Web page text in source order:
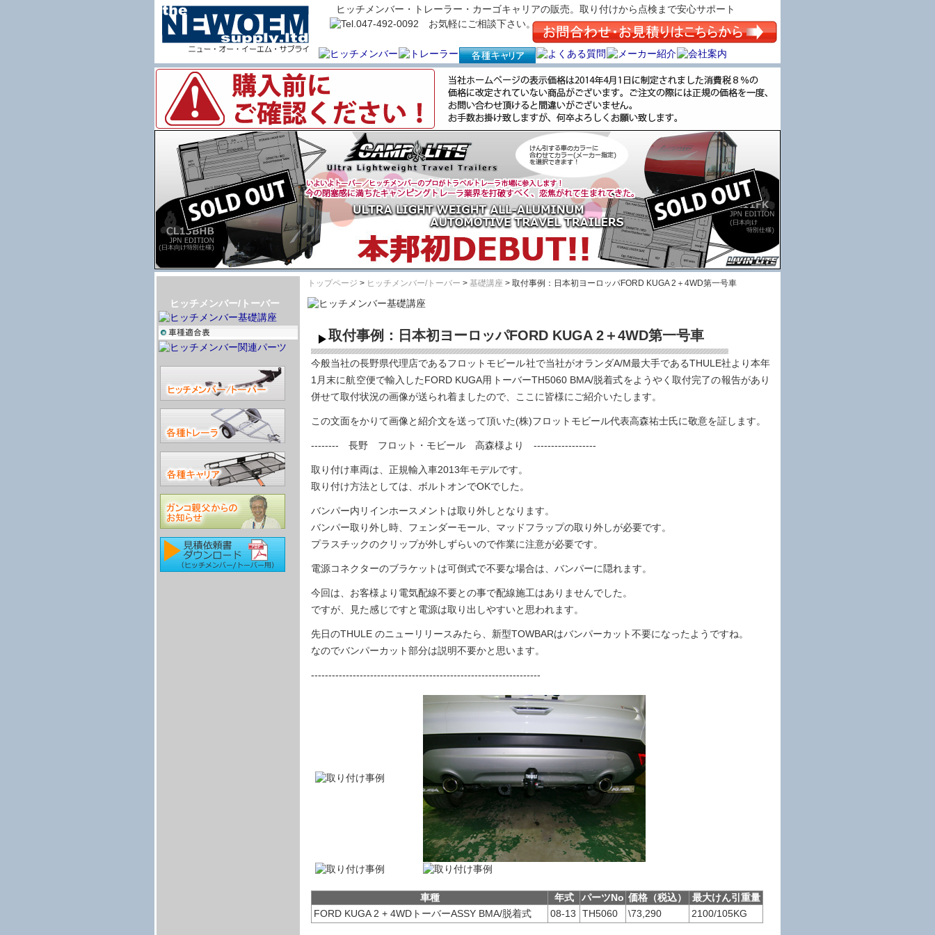
ヒッチメンバー・トレーラー・カーゴキャリアの販売。取り付けから点検まで安心サポート
ヒッチメンバー/トーバー
トップページ > ヒッチメンバー/トーバー > 基礎講座 > 取付事例：日本初ヨーロッパFORD KUGA 2＋4WD第一号車
取付事例：日本初ヨーロッパFORD KUGA 2＋4WD第一号車
今般当社の長野県代理店であるフロットモビール社で当社がオランダA/M最大手であるTHULE社より本年
1月末に航空便で輸入したFORD KUGA用トーバーTH5060 BMA/脱着式をようやく取付完了の報告があり
併せて取付状況の画像が送られ着ましたので、ここに皆様にご紹介いたします。
この文面をかりて画像と紹介文を送って頂いた(株)フロットモビール代表高森祐士氏に敬意を証します。
-------- 長野 フロット・モビール 高森様より ------------------
取り付け車両は、正規輸入車2013年モデルです。
取り付け方法としては、ボルトオンでOKでした。
バンパー内リインホースメントは取り外しとなります。
バンパー取り外し時、フェンダーモール、マッドフラップの取り外しが必要です。
プラスチックのクリップが外しずらいので作業に注意が必要です。
電源コネクターのブラケットは可倒式で不要な場合は、バンパーに隠れます。
今回は、お客様より電気配線不要との事で配線施工はありませんでした。
ですが、見た感じですと電源は取り出しやすいと思われます。
先日のTHULE のニューリリースみたら、新型TOWBARはバンパーカット不要になったようですね。
なのでバンパーカット部分は説明不要かと思います。
------------------------------------------------------------------
車種 年式 パーツNo 価格（税込）
最大けん引重量
FORD KUGA 2 + 4WDトーバーASSY BMA/脱着式
08-13 TH5060 \73,290 2100/105KG